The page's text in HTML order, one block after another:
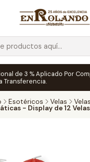
de 3 % Aplicado Por
Transferencia.
Esotéricos Velas
- Display de 12